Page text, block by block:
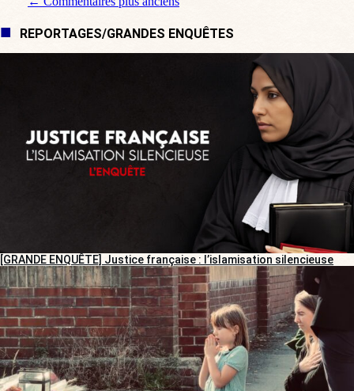
Navigation de commentaire
REPORTAGES/GRANDES ENQUÊTES
[GRANDE ENQUÊTE] Justice française : l’islamisation silencieuse